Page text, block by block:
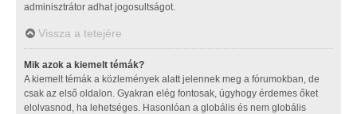
adminisztrátor adhat jogosultságot.
Vissza a tetejére
Mik azok a kiemelt témák?
A kiemelt témák a közlemények alatt jelennek meg a fórumokban, de
csak az első oldalon. Gyakran elég fontosak, úgyhogy érdemes őket
elolvasnod, ha lehetséges. Hasonlóan a globális és nem globális